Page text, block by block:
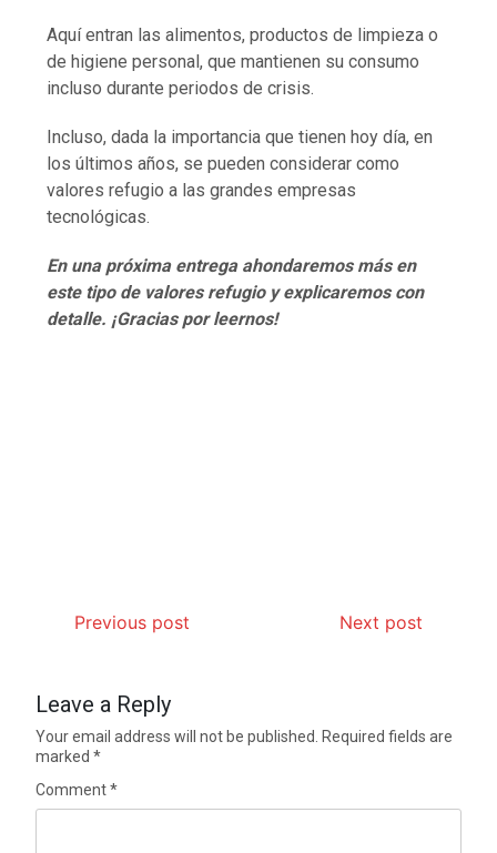
Aquí entran las alimentos, productos de limpieza o
de higiene personal, que mantienen su consumo
incluso durante periodos de crisis.
Incluso, dada la importancia que tienen hoy día, en
los últimos años, se pueden considerar como
valores refugio a las grandes empresas
tecnológicas.
En una próxima entrega ahondaremos más en
este tipo de valores refugio y explicaremos con
detalle. ¡Gracias por leernos!
Previous post Next post
Leave a Reply
Your email address will not be published.
Required fields are
marked*
Comment*